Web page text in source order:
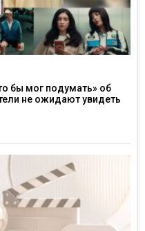
бы мог подумать» об
не ожидают увидеть